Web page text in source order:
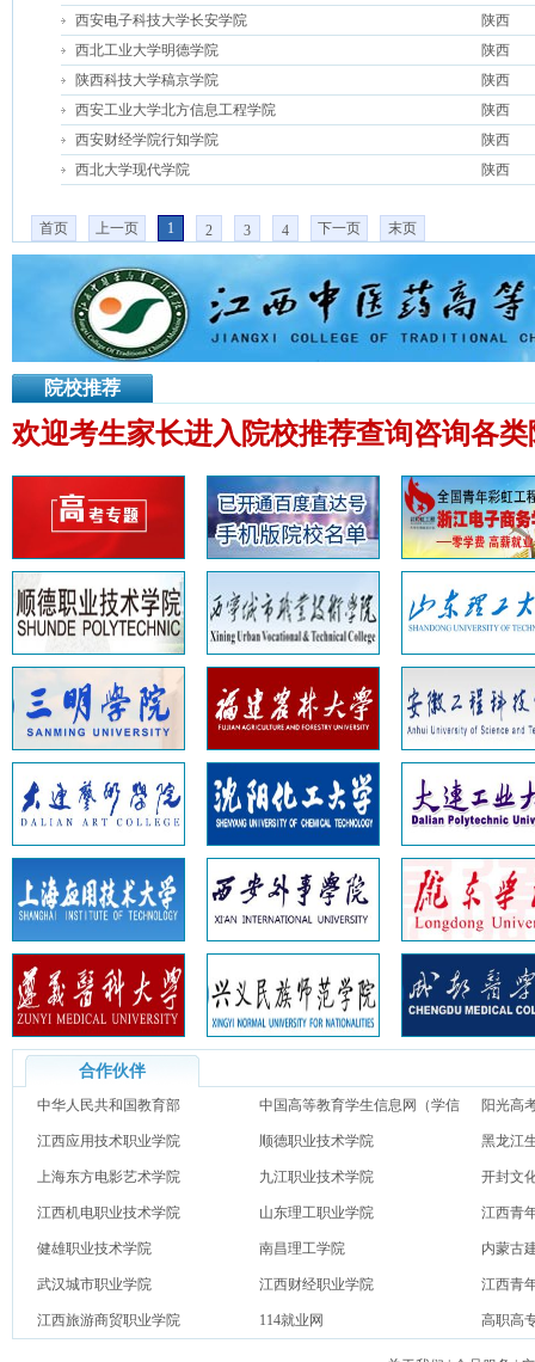
西安电子科技大学长安学院
陕西
西北工业大学明德学院
陕西
陕西科技大学稿京学院
陕西
西安工业大学北方信息工程学院
陕西
西安财经学院行知学院
陕西
西北大学现代学院
陕西
首页 上一页 1 2 3 4 下一页 末页
院校推荐
欢迎考生家长进入院校推荐查询咨询各
合作伙伴
中华人民共和国教育部 中国高等教育学生信息网（学信
网）
阳光高
江西应用技术职业学院 顺德职业技术学院 黑龙江
上海东方电影艺术学院 九江职业技术学院 开封文
江西机电职业技术学院 山东理工职业学院 江西青
健雄职业技术学院 南昌理工学院 内蒙古
武汉城市职业学院 江西财经职业学院 江西青
江西旅游商贸职业学院 114就业网 高职高